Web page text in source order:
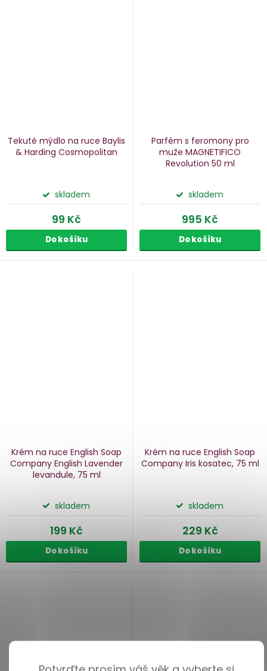
Tekuté mýdlo na ruce Baylis
& Harding Cosmopolitan
skladem
99 Kč
Do košíku
Parfém s feromony pro
muže MAGNETIFICO
Revolution 50 ml
skladem
995 Kč
Do košíku
Krém na ruce English Soap
Company English Lavender
levandule, 75 ml
skladem
199 Kč
Do košíku
Krém na ruce English Soap
Company Iris kosatec, 75 ml
skladem
229 Kč
Do košíku